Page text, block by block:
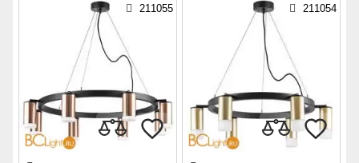
211055 211054